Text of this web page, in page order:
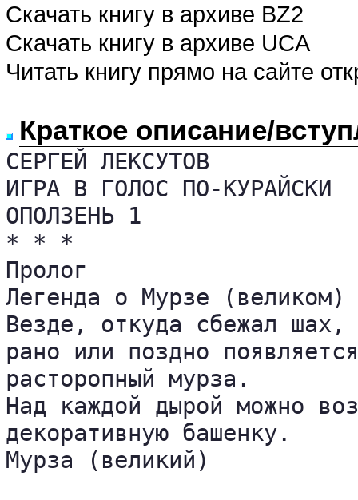
Скачать книгу в архиве BZ2
Скачать книгу в архиве UCA
Читать книгу прямо на сайте
Краткое описание/
СЕРГЕЙ ЛЕКСУТОВ
ИГРА В ГОЛОС ПО-КУРАЙСКИ
ОПОЛЗЕНЬ 1
* * *
Пролог
Легенда о Мурзе (великом)
Везде, откуда сбежал шах,
рано или поздно
расторопный мурза.
Над каждой дырой можно
декоративную башенку.
Мурза (великий)